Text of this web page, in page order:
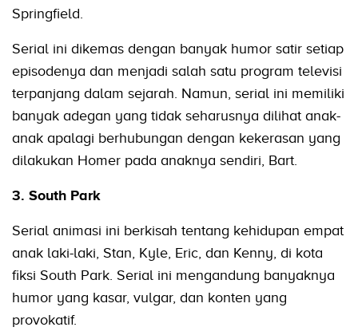
Springfield.
Serial ini dikemas dengan banyak humor satir setiap
episodenya dan menjadi salah satu program televisi
terpanjang dalam sejarah. Namun, serial ini memiliki
banyak adegan yang tidak seharusnya dilihat anak-
anak apalagi berhubungan dengan kekerasan yang
dilakukan Homer pada anaknya sendiri, Bart.
3. South Park
Serial animasi ini berkisah tentang kehidupan empat
anak laki-laki, Stan, Kyle, Eric, dan Kenny, di kota
fiksi South Park. Serial ini mengandung banyaknya
humor yang kasar, vulgar, dan konten yang
provokatif.